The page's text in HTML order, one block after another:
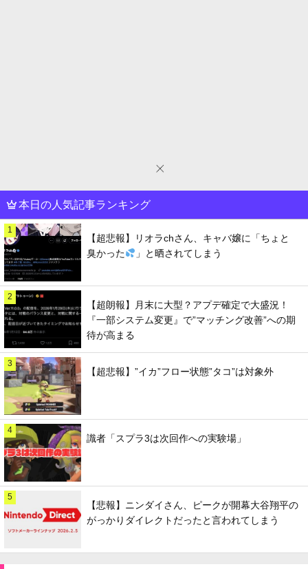
本日の人気記事ランキング
1
【超悲報】リオラchさん、キャバ嬢に「ちょと
臭かった
」と晒されてしまう
2
【超朗報】月末に大型？アプデ確定で大盛況！
『一部システム変更』で”マッチング改善”への期
待が高まる
3
【超悲報】”イカ”フロー状態”タコ”は対象外
4
識者「スプラ3は次回作への実験場」
5
【悲報】ニンダイさん、ピークが開幕大谷翔平の
がっかりダイレクトだったと言われてしまう